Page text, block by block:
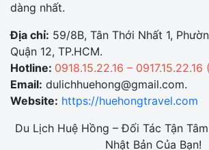
dàng nhất.
Địa chỉ: 59/8B, Tân Thới Nhất 1,
Quận 12, TP.HCM.
Hotline: 0918.15.22.16 –
Email: dulichhuehong@gmail.com.
Website: https://huehongtravel.com
Du Lịch Huệ Hồng – Đối Tác Tận
Nhật Bản Của Bạn!